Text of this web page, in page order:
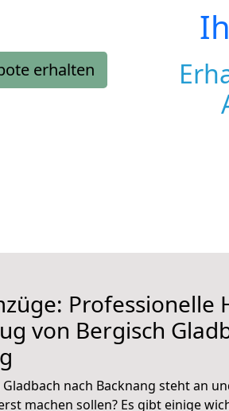
erhalten
Professionelle
von Bergisch
nach Backnang steht an
machen sollen? Es gibt einige